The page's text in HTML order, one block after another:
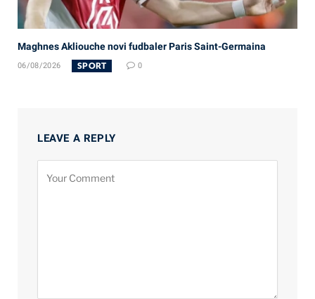
Maghnes Akliouche novi fudbaler Paris Saint-Germaina
06/08/2026 SPORT 0
LEAVE A REPLY